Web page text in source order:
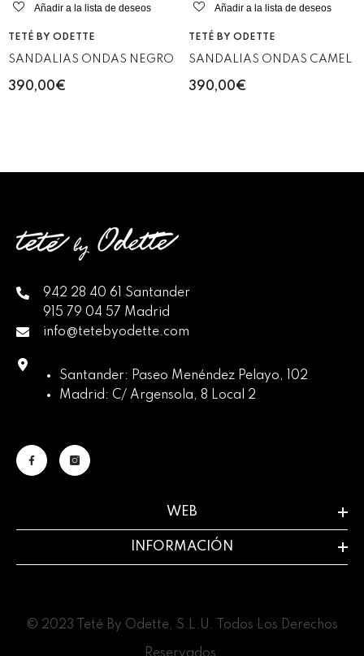
Añadir a la lista de deseos
VENDEDOR:
TETÉ BY ODETTE
SANDALIAS ONDAS NEGRO
390,00€
Añadir a la lista de deseos
VENDEDOR:
TETÉ BY ODETTE
SANDALIAS ONDAS CAMEL
390,00€
942 28 40 61 Santander
915 79 04 57 Madrid
info@tetebyodette.com
Santander: Paseo Menéndez Pelayo, 102
Madrid: C/ Argensola, 8 Local 2
WEB
INFORMACIÓN
© 2023 Teté By Odette, S.L.U. Todos Los Derechos